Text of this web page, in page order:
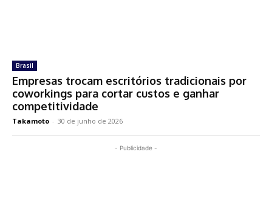
Brasil
Empresas trocam escritórios tradicionais por
coworkings para cortar custos e ganhar
competitividade
Takamoto - 30 de junho de 2026
- Publicidade -